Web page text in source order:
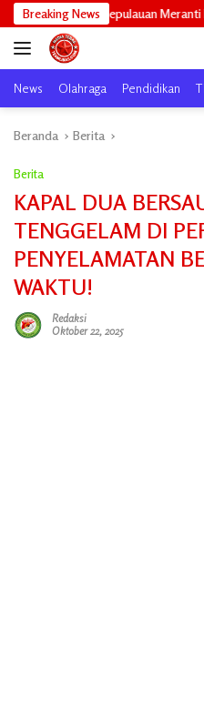
Langsung
ke
konten
Breaking News
Meranti Meningkat Juli 2026,
News Olahraga Pendidikan
Beranda Berita
Berita
KAPAL DUA
TENGGELAM DI
PENYELAMATAN
WAKTU!
Redaksi
Oktober 22, 2025